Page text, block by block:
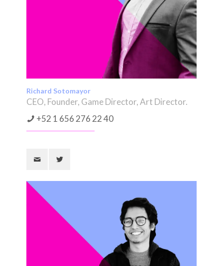
Richard Sotomayor
CEO, Founder, Game Director, Art Director.
+52 1 656 276 22 40